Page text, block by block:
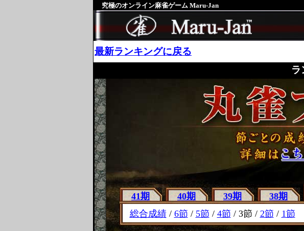
究極のオンライン麻雀ゲーム Maru-Jan
最新ランキングに戻る
ラ
41期 40期 39期 38期
総合成績/ 6節 / 5節 / 4節 / 3節 / 2節 / 1節